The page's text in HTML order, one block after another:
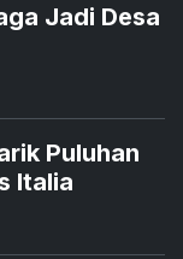
Jadi Desa
Puluhan
Italia